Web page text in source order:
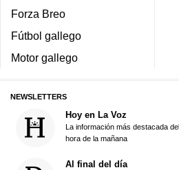
Forza Breo
Fútbol gallego
Motor gallego
NEWSLETTERS
Hoy en La Voz
La información más destacada
hora de la mañana
Al final del día